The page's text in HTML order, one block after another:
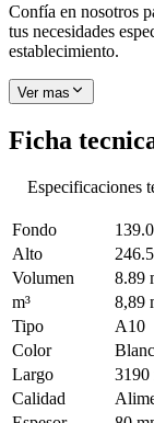
Confía en nosotros
tus necesidades
establecimiento.
Ver mas
Ficha
Especificaciones
Fondo
Alto
Volumen
8.89
m³
8,89
Tipo
A10
Color
Largo
3190
Calidad